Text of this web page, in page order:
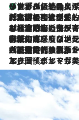
10 Hours Ago
リスボンの絶品スイーツ「パステル・デ・ナタ」とは？ポルトガル伝統の奥深い世界へ
2026.7.27
「私の祖国はポルトガル語です」国民的詩人フェルナンド・ペソアと、彼が愛した文学の街を歩く
2026.7.26
ポルトガル近海が育む極上の海の幸。キリリと冷えた白ワインと愉しむ、シーフード専門店の贅沢
2026.7.22
伝統の味をモダンに昇華。高感度な地元客が集う、リスボンの最旬ガストロノミー
2026.7.21
大航海時代の栄華から、震災、独裁、そして革命へ。ポルトガル・首都リスボンの石畳に刻まれた「歴史の光と影」
2026.7.13
エッセイ・ヤマザキマリ「慎ましくも美しき国 ポルトガル」